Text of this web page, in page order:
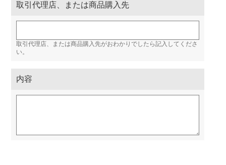
取引代理店、または商品購入先
取引代理店、または商品購入先がおわかりでしたら記入してくださ
い。
内容